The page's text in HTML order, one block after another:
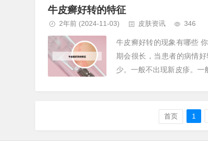
牛皮癣好转的特征
2年前 (2024-11-03) 皮肤资讯 346
牛皮癣好转的现象有哪些
期会很长，当患者的病情
少。一般不出现新皮疹。一
首页 1